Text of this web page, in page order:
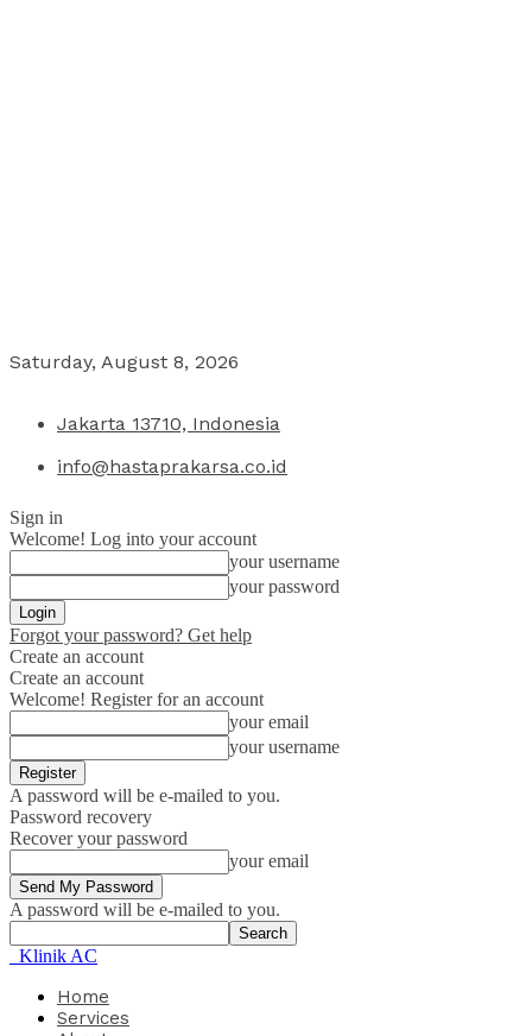
Saturday, August 8, 2026
Jakarta 13710, Indonesia
info@hastaprakarsa.co.id
Sign in
Welcome! Log into your account
your username
your password
Forgot your password? Get help
Create an account
Create an account
Welcome! Register for an account
your email
your username
A password will be e-mailed to you.
Password recovery
Recover your password
your email
A password will be e-mailed to you.
Klinik AC
Home
Services